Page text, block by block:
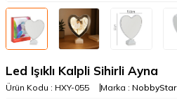
Led Işıklı Kalpli Sihirli Ayna
Ürün Kodu : HXY-055 Marka : NobbyStar